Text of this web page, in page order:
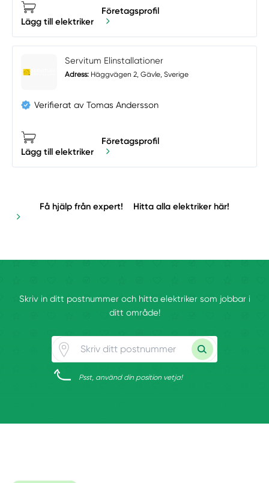
Lägg till elektriker
Företagsprofil
Servitum Elinstallationer
Adress: Häggvägen 2, Gävle, Sverige
Verifierat av Tomas Andersson
Lägg till elektriker
Företagsprofil
Få hjälp från expert! Hitta alla elektriker här!
Skriv in ditt postnummer och hitta elektriker som jobbar i
ditt område!
Psst, använd din position vetja!